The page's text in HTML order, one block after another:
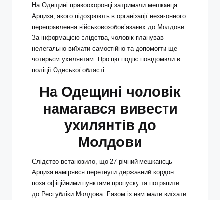
На Одещині правоохоронці затримали мешканця
Арциза, якого підозрюють в організації незаконного
переправлення військовозобов’язаних до Молдови.
За інформацією слідства, чоловік планував
нелегально виїхати самостійно та допомогти ще
чотирьом ухилянтам. Про цю подію повідомили в
поліції Одеської області.
На Одещині чоловік
намагався вивести
ухилянтів до
Молдови
Слідство встановило, що 27-річний мешканець
Арциза намірявся перетнути державний кордон
поза офіційними пунктами пропуску та потрапити
до Республіки Молдова. Разом із ним мали виїхати